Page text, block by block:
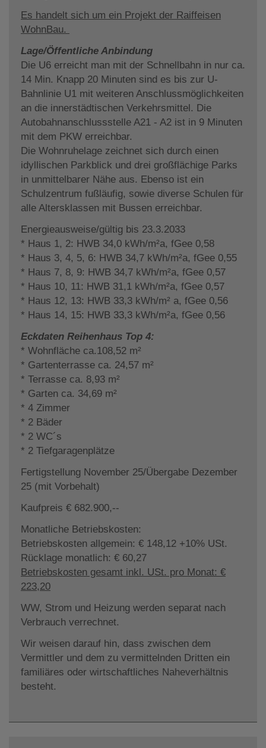
Es handelt sich um ein Projekt der Raiffeisen
WohnBau.
Lage/Öffentliche Anbindung
Die U6 erreicht man mit der Schnellbahn in nur ca.
14 Min. Knapp 20 Minuten sind es bis zur U-
Bahnlinie U1 mit weiteren Anschlussmöglichkeiten
an die innerstädtischen Verkehrsmittel. Die
Autobahnanschlussstelle A21 - A2 ist in 9 Minuten
mit dem PKW erreichbar.
Die Wohnruhelage zeichnet sich durch einen
idyllischen Parkblick und drei großflächige Parks
in unmittelbarer Nähe aus. Ebenso ist ein
Schulzentrum fußläufig, sowie diverse Schulen für
alle Altersklassen mit Bussen erreichbar.
Energieausweise/gültig bis 23.3.2033
* Haus 1, 2: HWB 34,0 kWh/m²a, fGee 0,58
* Haus 3, 4, 5, 6: HWB 34,7 kWh/m²a, fGee 0,55
* Haus 7, 8, 9: HWB 34,7 kWh/m²a, fGee 0,57
* Haus 10, 11: HWB 31,1 kWh/m²a, fGee 0,57
* Haus 12, 13: HWB 33,3 kWh/m² a, fGee 0,56
* Haus 14, 15: HWB 33,3 kWh/m²a, fGee 0,56
Eckdaten Reihenhaus Top 4:
* Wohnfläche ca.108,52 m²
* Gartenterrasse ca. 24,57 m²
* Terrasse ca. 8,93 m²
* Garten ca. 34,69 m²
* 4 Zimmer
* 2 Bäder
* 2 WC´s
* 2 Tiefgaragenplätze
Fertigstellung November 25/Übergabe Dezember
25 (mit Vorbehalt)
Kaufpreis € 682.900,--
Monatliche Betriebskosten:
Betriebskosten allgemein: € 148,12 +10% USt.
Rücklage monatlich: € 60,27
Betriebskosten gesamt inkl. USt. pro Monat: €
223,20
WW, Strom und Heizung werden separat nach
Verbrauch verrechnet.
Wir weisen darauf hin, dass zwischen dem
Vermittler und dem zu vermittelnden Dritten ein
familiäres oder wirtschaftliches Naheverhältnis
besteht.